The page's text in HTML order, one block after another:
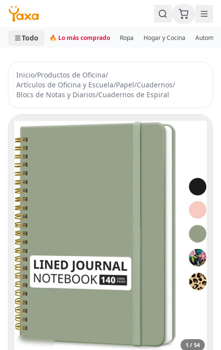
MINI CARRITO
0 productos
Todo 🔥 Lo más comprado Ropa Hogar y Cocina
Inicio/Productos de Oficina/
Artículos de Oficina y Escuela/Papel/Cuadernos/
Blocs de Notas y Diarios/Cuadernos de Espiral
1 / 54